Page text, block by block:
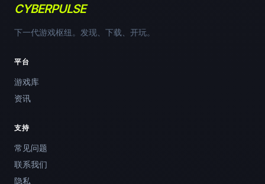
CYBERPULSE
下一代游戏枢纽。发现、下载、开玩。
平台
游戏库
资讯
支持
常见问题
联系我们
隐私